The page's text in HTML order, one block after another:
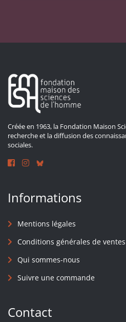
Créée en 1963, la Fondation Maison
recherche et la diffusion des
sociales.
Informations
Mentions légales
Conditions générales de ventes
Qui sommes-nous
Suivre une commande
Contact